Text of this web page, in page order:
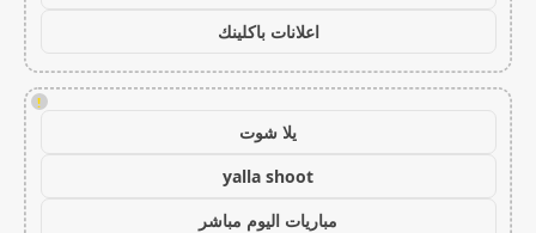
اعلانات باكلينك
!
يلا شوت
yalla shoot
مباريات اليوم مباشر